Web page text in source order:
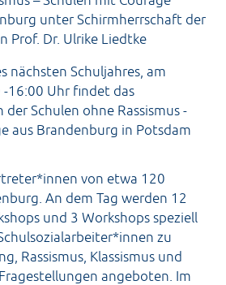
unter Schirmherrschaft der
Prof. Dr. Ulrike Liedtke
nächsten Schuljahres, am
16:00 Uhr findet das
Schulen ohne Rassismus -
aus Brandenburg in Potsdam
von etwa 120
An dem Tag werden 12
und 3 Workshops speziell
zu
Rassismus, Klassismus und
angeboten. Im